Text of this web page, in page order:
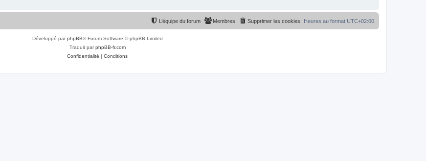
Heures au format UTC+02:00
Supprimer les cookies
Membres
L’équipe du forum
Développé parphpBB® Forum Software © phpBB Limited
Traduit parphpBB-fr.com
Confidentialité | Conditions